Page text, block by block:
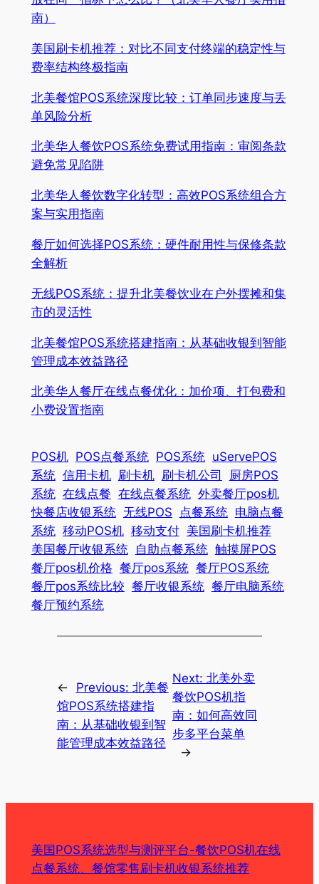
南）
美国刷卡机推荐：对比不同支付终端的稳定性与
费率结构终极指南
北美餐馆POS系统深度比较：订单同步速度与丢
单风险分析
北美华人餐饮POS系统免费试用指南：审阅条款
避免常见陷阱
北美华人餐饮数字化转型：高效POS系统组合方
案与实用指南
餐厅如何选择POS系统：硬件耐用性与保修条款
全解析
无线POS系统：提升北美餐饮业在户外摆摊和集
市的灵活性
北美餐馆POS系统搭建指南：从基础收银到智能
管理成本效益路径
北美华人餐厅在线点餐优化：加价项、打包费和
小费设置指南
POS机 POS点餐系统 POS系统 uServePOS
系统 信用卡机 刷卡机 刷卡机公司
厨房POS
系统 在线点餐 在线点餐系统 外卖餐厅pos机
快餐店收银系统 无线POS 点餐系统 电脑点餐
系统 移动POS机 移动支付 美国刷卡机推荐
美国餐厅收银系统
自助点餐系统 触摸屏POS
餐厅pos机价格 餐厅pos系統 餐厅POS系统
餐厅pos系统比较 餐厅收银系统 餐厅电脑系统
餐厅预约系统
← Previous: 北美餐
馆POS系统搭建指
南：从基础收银到智
能管理成本效益路径
Next: 北美外卖
餐饮POS机指
南：如何高效同
步多平台菜单
→
美国POS系统选型与测评平台-餐饮POS机在线
点餐系统、餐馆零售刷卡机收银系统推荐